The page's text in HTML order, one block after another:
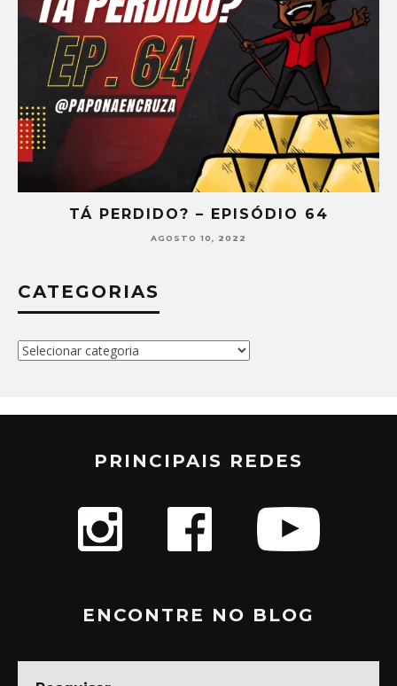
TÁ PERDIDO? – EPISÓDIO 64
AGOSTO 10, 2022
CATEGORIAS
Categorias
PRINCIPAIS REDES
ENCONTRE NO BLOG